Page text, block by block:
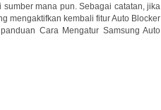
mana pun. Sebagai catatan, jika
mengaktifkan kembali fitur Auto Blocker
Cara Mengatur Samsung Auto